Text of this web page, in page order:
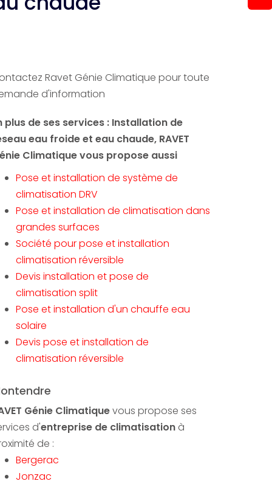
Ravet Génie Climatique pour toute
d'information
plus de ses services : Installation de
eau froide et eau chaude, RAVET
Climatique vous propose aussi
Pose et installation de système de
climatisation DRV
Pose et installation de climatisation dans
grandes surfaces
Société pour pose et installation
climatisation réversible
Devis installation et pose de
climatisation split
Pose et installation d'un chauffe eau
solaire
Devis pose et installation de
climatisation réversible
Génie Climatiquevous propose ses
d'entreprise de climatisation à
de :
Bergerac
Jonzac